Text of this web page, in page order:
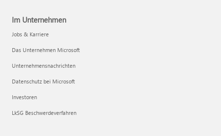
Im Unternehmen
Jobs & Karriere
Das Unternehmen Microsoft
Unternehmensnachrichten
Datenschutz bei Microsoft
Investoren
LkSG Beschwerdeverfahren